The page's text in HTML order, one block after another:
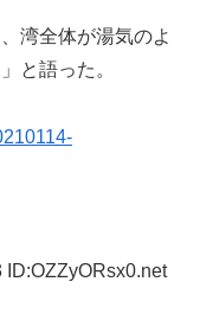
湾全体が湯気のよ
と語った。
ID:OZZyORsx0.net